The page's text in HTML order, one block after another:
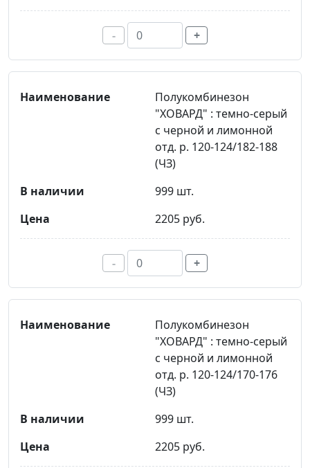
- +
Полукомбинезон
"ХОВАРД" : темно-серый
с черной и лимонной
отд. р. 120-124/182-188
(ЧЗ)
999 шт.
2205 руб.
- +
Полукомбинезон
"ХОВАРД" : темно-серый
с черной и лимонной
отд. р. 120-124/170-176
(ЧЗ)
999 шт.
2205 руб.